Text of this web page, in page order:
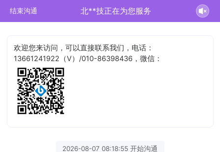
结束沟通 北**技正在为您服务
欢迎您来访问，可以直接联系我们，电话：
13661241922（V）/010-86398436，微信：
2026-08-07 08:18:55 开始沟通